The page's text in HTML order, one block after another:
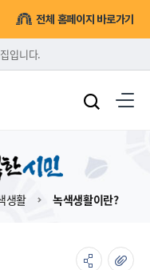
전체 홈페이지 바로가기
입니다.
생활 녹색생활이란?